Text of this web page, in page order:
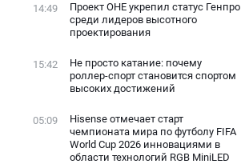
14:49
Проект ОНЕ укрепил статус Генпро
среди лидеров высотного
проектирования
15:42
Не просто катание: почему
роллер-спорт становится спортом
высоких достижений
05:09
Hisense отмечает старт
чемпионата мира по футболу FIFA
World Cup 2026 инновациями в
области технологий RGB MiniLED